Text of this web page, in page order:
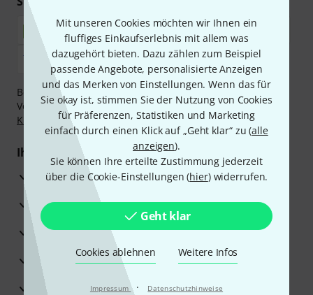
Mit unseren Cookies möchten wir Ihnen ein
fluffiges Einkaufserlebnis mit allem was
dazugehört bieten. Dazu zählen zum Beispiel
passende Angebote, personalisierte Anzeigen
und das Merken von Einstellungen. Wenn das für
Sie okay ist, stimmen Sie der Nutzung von Cookies
für Präferenzen, Statistiken und Marketing
einfach durch einen Klick auf „Geht klar“ zu (alle
anzeigen).
Sie können Ihre erteilte Zustimmung jederzeit
über die Cookie-Einstellungen (hier) widerrufen.
Geht klar
Cookies ablehnen Weitere Infos
Impressum · Datenschutzhinweise
Bezahlen Sie vertraulich und sicher per Nachnahme,
Vorkasse, PayPal, Amazon Pay,Klarna Sofort bezahlen,
Klarna Ratenzahlungoder Kreditkarte.
Ihre Vorteile
3 Jahre Thomann Garantie
30 Tage Money-Back-Garantie
Reparaturservice
Beratung durch Fachexperten
Zufriedenheitsgarantie